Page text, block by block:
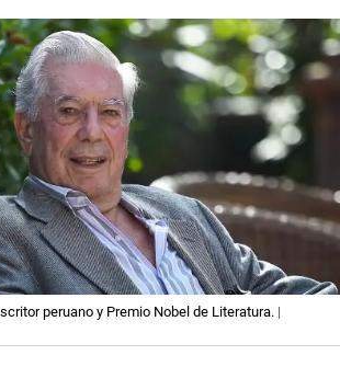
peruano y Premio Nobel de Literatura. |